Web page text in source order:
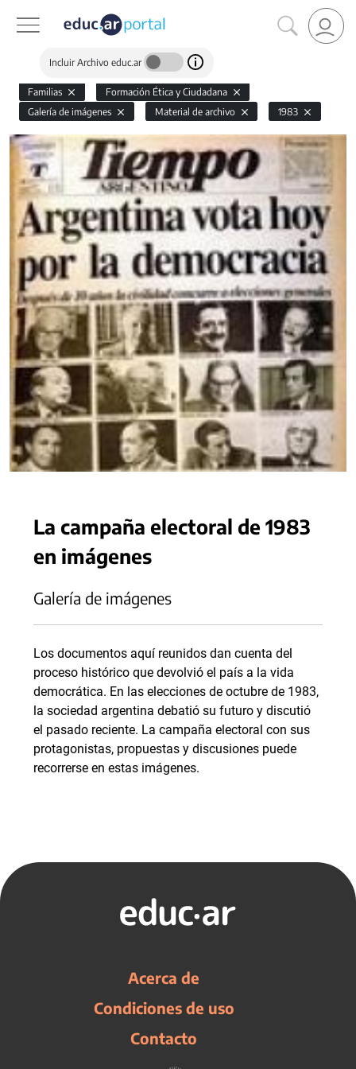
Incluir Archivo educ.ar
Familias
Formación Ética y Ciudadana
Galería de imágenes
Material de archivo 1983
La campaña electoral de 1983
en imágenes
Galería de imágenes
Los documentos aquí reunidos dan cuenta del
proceso histórico que devolvió el país a la vida
democrática. En las elecciones de octubre de 1983,
la sociedad argentina debatió su futuro y discutió
el pasado reciente. La campaña electoral con sus
protagonistas, propuestas y discusiones puede
recorrerse en estas imágenes.
Acerca de
Condiciones de uso
Contacto